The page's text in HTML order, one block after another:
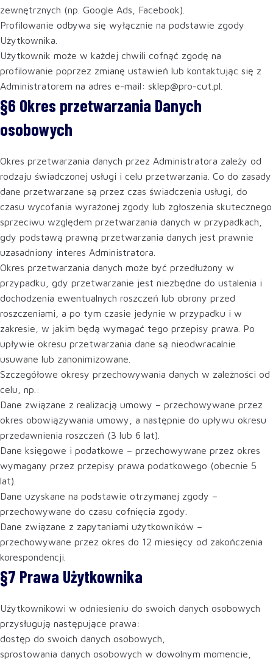
zewnętrznych (np. Google Ads, Facebook).
Profilowanie odbywa się wyłącznie na podstawie zgody
Użytkownika.
Użytkownik może w każdej chwili cofnąć zgodę na
profilowanie poprzez zmianę ustawień lub kontaktując się z
Administratorem na adres e-mail: sklep@pro-cut.pl.
§6 Okres przetwarzania Danych
osobowych
Okres przetwarzania danych przez Administratora zależy od
rodzaju świadczonej usługi i celu przetwarzania. Co do zasady
dane przetwarzane są przez czas świadczenia usługi, do
czasu wycofania wyrażonej zgody lub zgłoszenia skutecznego
sprzeciwu względem przetwarzania danych w przypadkach,
gdy podstawą prawną przetwarzania danych jest prawnie
uzasadniony interes Administratora.
Okres przetwarzania danych może być przedłużony w
przypadku, gdy przetwarzanie jest niezbędne do ustalenia i
dochodzenia ewentualnych roszczeń lub obrony przed
roszczeniami, a po tym czasie jedynie w przypadku i w
zakresie, w jakim będą wymagać tego przepisy prawa. Po
upływie okresu przetwarzania dane są nieodwracalnie
usuwane lub zanonimizowane.
Szczegółowe okresy przechowywania danych w zależności od
celu, np.:
Dane związane z realizacją umowy – przechowywane przez
okres obowiązywania umowy, a następnie do upływu okresu
przedawnienia roszczeń (3 lub 6 lat).
Dane księgowe i podatkowe – przechowywane przez okres
wymagany przez przepisy prawa podatkowego (obecnie 5
lat).
Dane uzyskane na podstawie otrzymanej zgody –
przechowywane do czasu cofnięcia zgody.
Dane związane z zapytaniami użytkowników –
przechowywane przez okres do 12 miesięcy od zakończenia
korespondencji.
§7 Prawa Użytkownika
Użytkownikowi w odniesieniu do swoich danych osobowych
przysługują następujące prawa:
dostęp do swoich danych osobowych,
sprostowania danych osobowych w dowolnym momencie,